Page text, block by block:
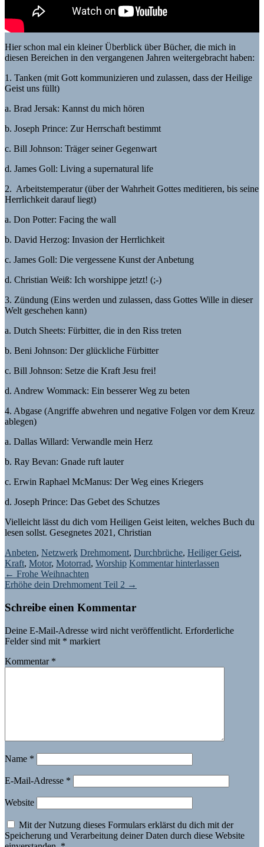
Hier schon mal ein kleiner Überblick über Bücher, die mich in
diesen Bereichen in den vergangenen Jahren weitergebracht haben:
1. Tanken (mit Gott kommunizieren und zulassen, dass der Heilige
Geist uns füllt)
a. Brad Jersak: Kannst du mich hören
b. Joseph Prince: Zur Herrschaft bestimmt
c. Bill Johnson: Träger seiner Gegenwart
d. James Goll: Living a supernatural life
2. Arbeitstemperatur (über der Wahrheit Gottes meditieren, bis seine
Herrlichkeit darauf liegt)
a. Don Potter: Facing the wall
b. David Herzog: Invasion der Herrlichkeit
c. James Goll: Die vergessene Kunst der Anbetung
d. Christian Weiß: Ich worshippe jetzt! (;-)
3. Zündung (Eins werden und zulassen, dass Gottes Wille in dieser
Welt geschehen kann)
a. Dutch Sheets: Fürbitter, die in den Riss treten
b. Beni Johnson: Der glückliche Fürbitter
c. Bill Johnson: Setze die Kraft Jesu frei!
d. Andrew Wommack: Ein besserer Weg zu beten
4. Abgase (Angriffe abwehren und negative Folgen vor dem Kreuz
ablegen)
a. Dallas Willard: Verwandle mein Herz
b. Ray Bevan: Gnade ruft lauter
c. Erwin Raphael McManus: Der Weg eines Kriegers
d. Joseph Prince: Das Gebet des Schutzes
Vielleicht lässt du dich vom Heiligen Geist leiten, welches Buch du
lesen sollst. Gesegnetes 2021, Christian
Anbeten, Netzwerk Drehmoment, Durchbrüche, Heiliger Geist,
Kraft, Motor, Motorrad, Worship Kommentar hinterlassen
Beitragsnavigation
← Frohe Weihnachten
Erhöhe dein Drehmoment Teil 2 →
Schreibe einen Kommentar
Deine E-Mail-Adresse wird nicht veröffentlicht. Erforderliche
Felder sind mit * markiert
Kommentar *
Name *
E-Mail-Adresse *
Website
Mit der Nutzung dieses Formulars erklärst du dich mit der
Speicherung und Verarbeitung deiner Daten durch diese Website